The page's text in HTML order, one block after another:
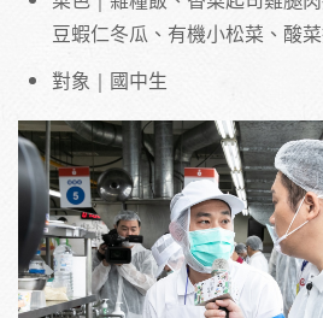
豆蝦仁冬瓜、有機小松菜、酸
對象｜國中生